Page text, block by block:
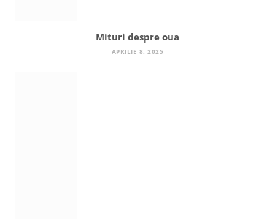
Mituri despre oua
APRILIE 8, 2025